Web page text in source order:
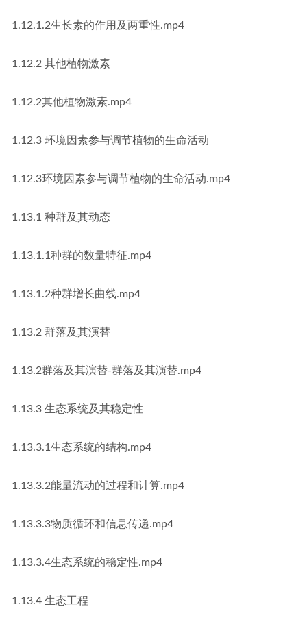
1.12.1.2生长素的作用及两重性.mp4
1.12.2 其他植物激素
1.12.2其他植物激素.mp4
1.12.3 环境因素参与调节植物的生命活动
1.12.3环境因素参与调节植物的生命活动.mp4
1.13.1 种群及其动态
1.13.1.1种群的数量特征.mp4
1.13.1.2种群增长曲线.mp4
1.13.2 群落及其演替
1.13.2群落及其演替-群落及其演替.mp4
1.13.3 生态系统及其稳定性
1.13.3.1生态系统的结构.mp4
1.13.3.2能量流动的过程和计算.mp4
1.13.3.3物质循环和信息传递.mp4
1.13.3.4生态系统的稳定性.mp4
1.13.4 生态工程